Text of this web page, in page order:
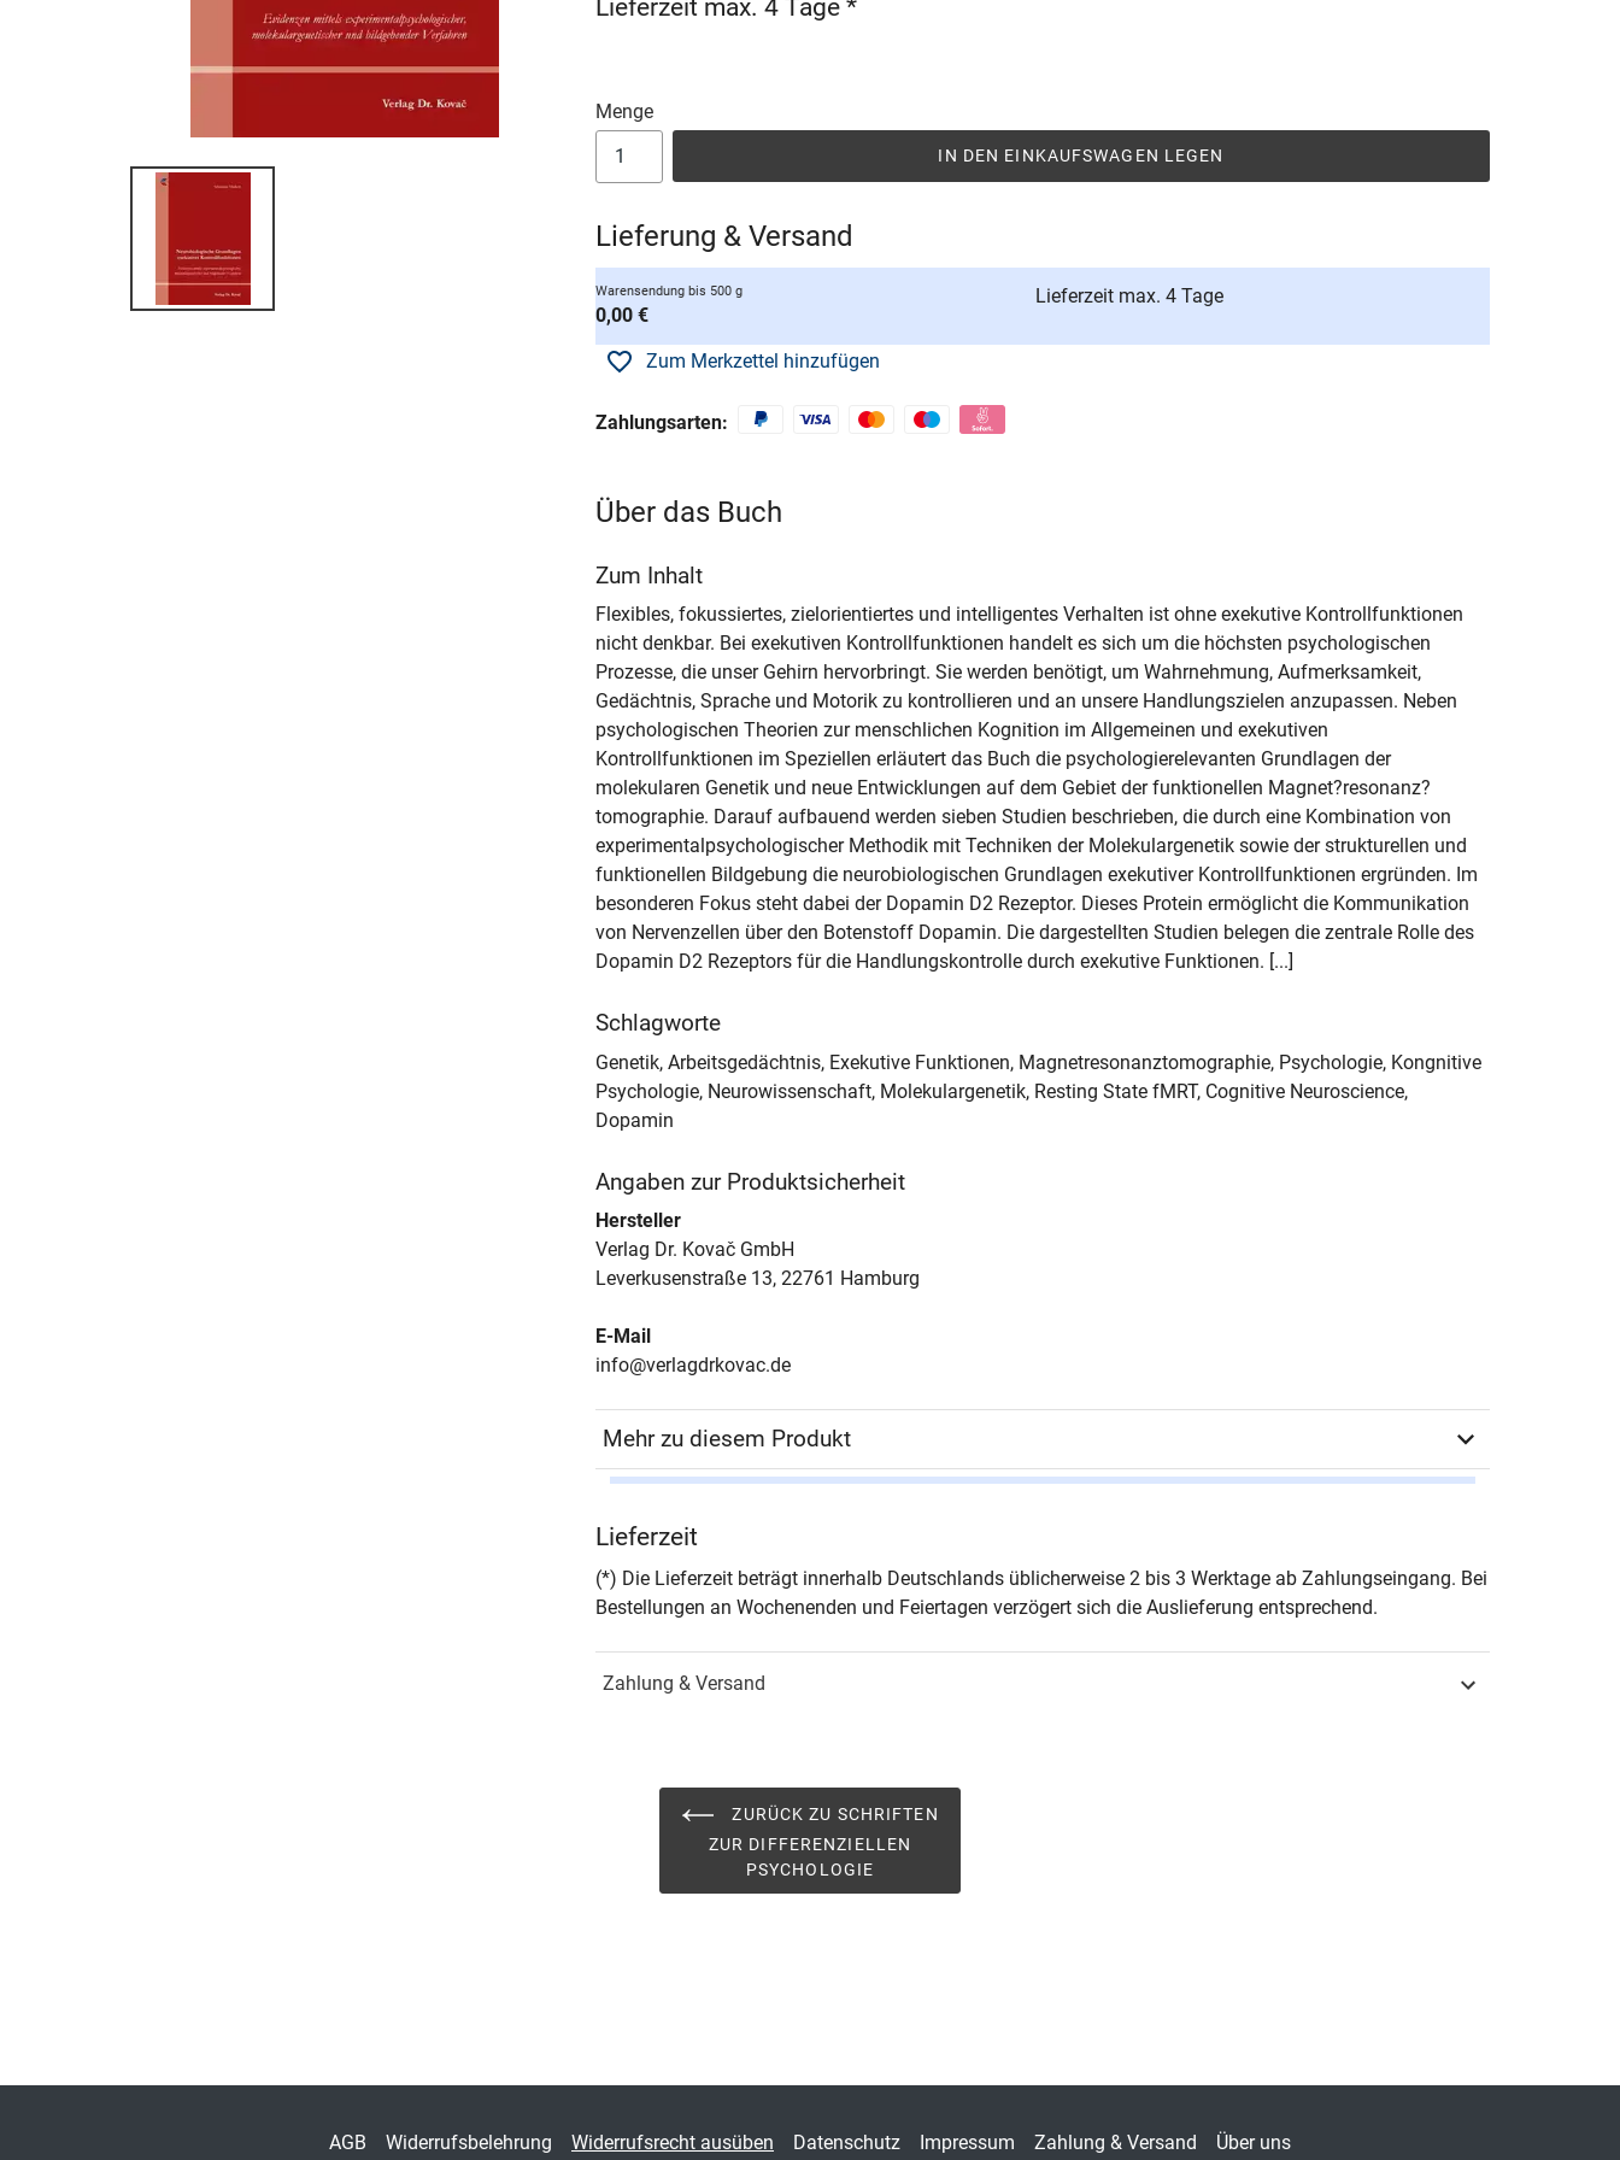
Lieferzeit max. 4 Tage *
Menge
IN DEN EINKAUFSWAGEN LEGEN
Lieferung & Versand
Warensendung bis 500 g
0,00 €
Lieferzeit max. 4 Tage
Zum Merkzettel hinzufügen
Zahlungsarten:
Über das Buch
Zum Inhalt
Flexibles, fokussiertes, zielorientiertes und intelligentes Verhalten ist ohne exekutive Kontrollfunktionen
nicht denkbar. Bei exekutiven Kontrollfunktionen handelt es sich um die höchsten psychologischen
Prozesse, die unser Gehirn hervorbringt. Sie werden benötigt, um Wahrnehmung, Aufmerksamkeit,
Gedächtnis, Sprache und Motorik zu kontrollieren und an unsere Handlungszielen anzupassen. Neben
psychologischen Theorien zur menschlichen Kognition im Allgemeinen und exekutiven
Kontrollfunktionen im Speziellen erläutert das Buch die psychologierelevanten Grundlagen der
molekularen Genetik und neue Entwicklungen auf dem Gebiet der funktionellen Magnet?resonanz?
tomographie. Darauf aufbauend werden sieben Studien beschrieben, die durch eine Kombination von
experimentalpsychologischer Methodik mit Techniken der Molekulargenetik sowie der strukturellen und
funktionellen Bildgebung die neurobiologischen Grundlagen exekutiver Kontrollfunktionen ergründen. Im
besonderen Fokus steht dabei der Dopamin D2 Rezeptor. Dieses Protein ermöglicht die Kommunikation
von Nervenzellen über den Botenstoff Dopamin. Die dargestellten Studien belegen die zentrale Rolle des
Dopamin D2 Rezeptors für die Handlungskontrolle durch exekutive Funktionen. [...]
Schlagworte
Genetik, Arbeitsgedächtnis, Exekutive Funktionen, Magnetresonanztomographie, Psychologie, Kongnitive
Psychologie, Neurowissenschaft, Molekulargenetik, Resting State fMRT, Cognitive Neuroscience,
Dopamin
Angaben zur Produktsicherheit
Hersteller
Verlag Dr. Kovač GmbH
Leverkusenstraße 13, 22761 Hamburg
E-Mail
info@verlagdrkovac.de
Mehr zu diesem Produkt
Seiten 248
ISBN
Lieferzeit
(*) Die Lieferzeit beträgt innerhalb Deutschlands üblicherweise 2 bis 3 Werktage ab Zahlungseingang. Bei
Bestellungen an Wochenenden und Feiertagen verzögert sich die Auslieferung entsprechend.
Zahlung & Versand
ZURÜCK ZU SCHRIFTEN
ZUR DIFFERENZIELLEN
PSYCHOLOGIE
AGB Widerrufsbelehrung Widerrufsrecht ausüben Datenschutz Impressum Zahlung & Versand Über uns